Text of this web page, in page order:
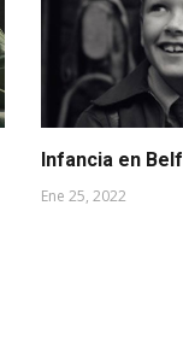
Infancia en
Ene 25, 2022